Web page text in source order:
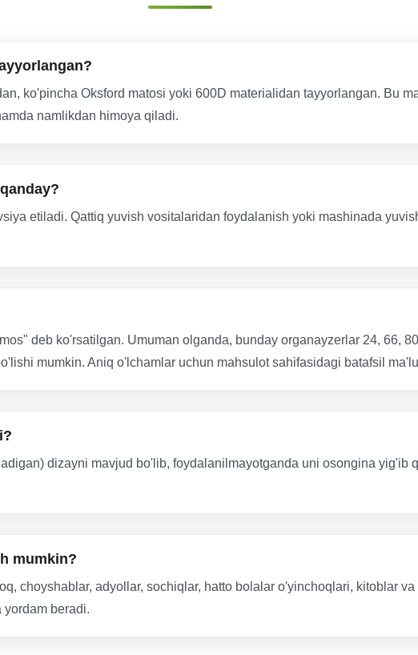
ko'pincha Oksford matosi yoki 600D materialidan tayyorlangan. Bu
namlikdan himoya qiladi.
etiladi. Qattiq yuvish vositalaridan foydalanish yoki mashinada
deb ko'rsatilgan. Umuman olganda, bunday organayzerlar 24, 66,
mumkin. Aniq o'lchamlar uchun mahsulot sahifasidagi batafsil
dizayni mavjud bo'lib, foydalanilmayotganda uni osongina yig'ib
mumkin?
choyshablar, adyollar, sochiqlar, hatto bolalar o'yinchoqlari, kitoblar
beradi.